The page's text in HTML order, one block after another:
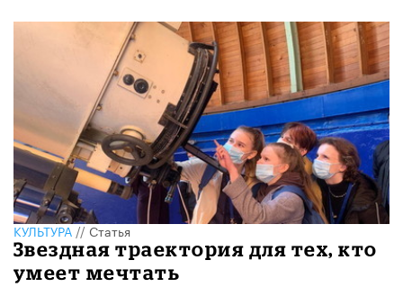
КУЛЬТУРА//Статья
Звездная траектория для тех, кто
умеет мечтать